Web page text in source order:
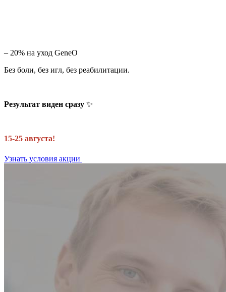
– 20% на уход GeneO
Без боли, без игл, без реабилитации.
Результат виден сразу ✨
15-25 августа!
Узнать условия акции